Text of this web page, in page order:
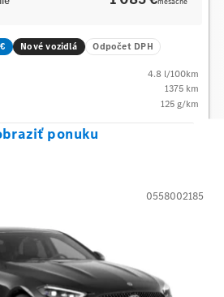
mesačne
Nové vozidlá Odpočet DPH
4.8 l/100km
1375 km
125 g/km
ponuku
0558002185